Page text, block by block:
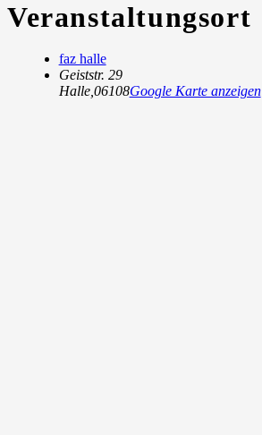
Veranstaltungsort
faz halle
Geiststr. 29
Halle, 06108Google Karte anzeigen